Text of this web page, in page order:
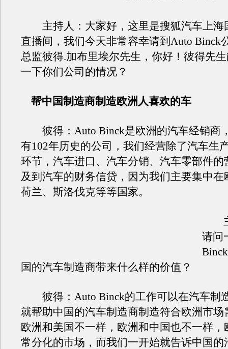
主持人：大家好，这里是搜狐汽车上海
直播间，我们今天非常容幸请到Auto Binck
总监彼得.加布里埃尔先生，你好！彼得先
一下你们公司的情况？
帮中国制造商制造欧洲人喜欢的车
彼得：Auto Binck是欧洲的汽车经销商
有102年历史的公司，我们经营除了汽车生
环节，汽车进口、汽车分销、汽车零部件的
及到汽车的财务信贷，因为我们主要集中在
荷兰、斯洛伐克等等国家。
主
请问
国的汽车制造商带来什么样的价值？
彼得：Auto Binck的工作可以在汽车制
就帮助中国的汽车制造商制造符合欧洲市场
欧洲和美国不一样，欧洲和中国也不一样，
常分化的市场，而我们一开始就告诉中国的